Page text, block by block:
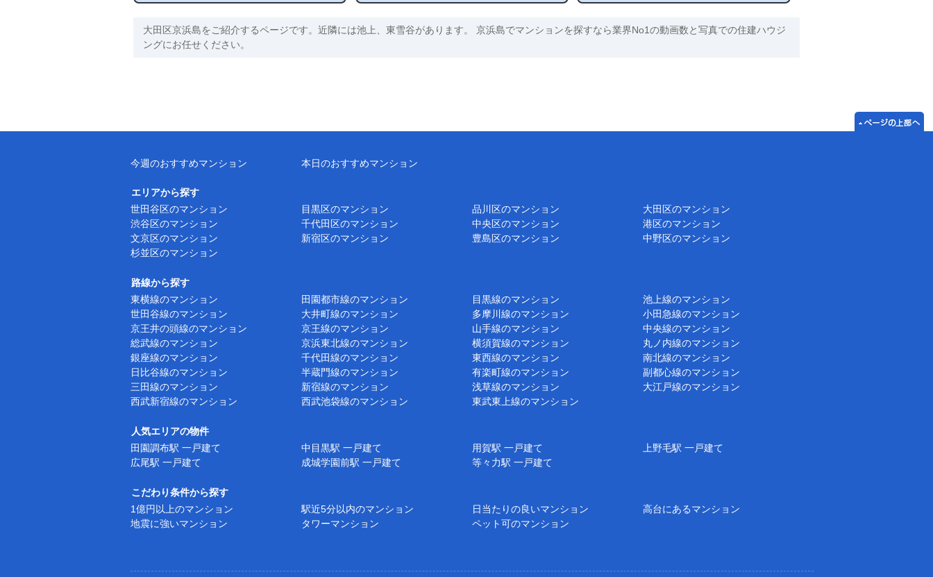
大田区京浜島をご紹介するページです。近隣には池上、東雪谷があります。 京浜島でマンションを探すなら業界No1の動画数と写真での住建ハウジ
ングにお任せください。
今週のおすすめマンション 本日のおすすめマンション
エリアから探す
世田谷区のマンション
目黒区のマンション 品川区のマンション
大田区のマンション
渋谷区のマンション
千代田区のマンション 中央区のマンション
港区のマンション
文京区のマンション
新宿区のマンション 豊島区のマンション
中野区のマンション
杉並区のマンション
路線から探す
東横線のマンション
田園都市線のマンション 目黒線のマンション
池上線のマンション
世田谷線のマンション
大井町線のマンション 多摩川線のマンション
小田急線のマンション
京王井の頭線のマンション
京王線のマンション 山手線のマンション
中央線のマンション
総武線のマンション
京浜東北線のマンション 横須賀線のマンション
丸ノ内線のマンション
銀座線のマンション
千代田線のマンション 東西線のマンション
南北線のマンション
日比谷線のマンション
半蔵門線のマンション 有楽町線のマンション
副都心線のマンション
三田線のマンション
新宿線のマンション 浅草線のマンション
大江戸線のマンション
西武新宿線のマンション
西武池袋線のマンション 東武東上線のマンション
人気エリアの物件
田園調布駅 一戸建て
中目黒駅 一戸建て 用賀駅 一戸建て
上野毛駅 一戸建て
広尾駅 一戸建て
成城学園前駅 一戸建て 等々力駅 一戸建て
こだわり条件から探す
1億円以上のマンション
駅近5分以内のマンション 日当たりの良いマンション
高台にあるマンション
地震に強いマンション
タワーマンション ペット可のマンション